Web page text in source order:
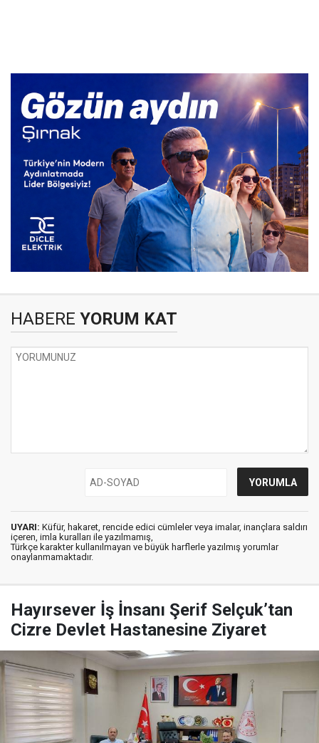
HABERE YORUM KAT
UYARI: Küfür, hakaret, rencide edici cümleler veya imalar, inançlara saldırı
içeren, imla kuralları ile yazılmamış,
Türkçe karakter kullanılmayan ve büyük harflerle yazılmış yorumlar
onaylanmamaktadır.
Hayırsever İş İnsanı Şerif Selçuk’tan
Cizre Devlet Hastanesine Ziyaret